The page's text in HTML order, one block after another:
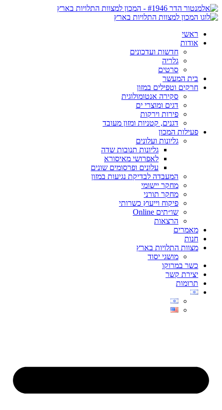
ראשי
אודות
חדשות ועדכונים
גלריה
סרטים
בית המעשר
חרקים וטפילים במזון
סקירה אנטומולוגית
דגים ומוצרי ים
פירות וירקות
דגנים, קטניות ומזון מעובד
פעילות המכון
גליונות ועלונים
גליונות תנובות שדה
לאפרושי מאיסורא
עלונים ופרסומים שונים
המעבדה לבדיקת נגיעות במזון
מחקר יישומי
מחקר תורני
פיקוח וייעוץ כשרותי
שו״תים Online
הרצאות
מאמרים
חנות
מצוות התלויות בארץ
מושגי יסוד
כשר במרוקו
יצירת קשר
תרומות